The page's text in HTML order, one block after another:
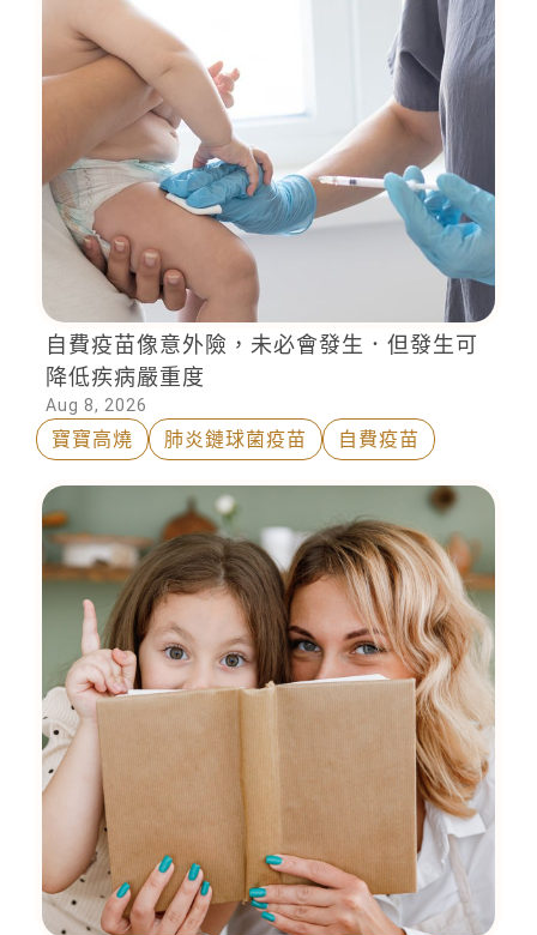
自費疫苗像意外險，未必會發生．但發生可
降低疾病嚴重度
Aug 8, 2026
寶寶高燒 肺炎鏈球菌疫苗 自費疫苗